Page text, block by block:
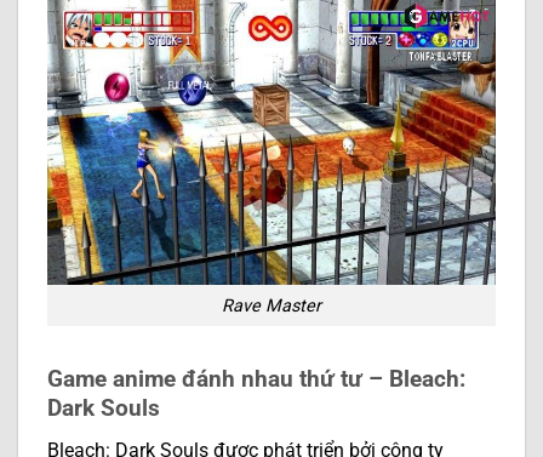
Rave Master
Game anime đánh nhau thứ tư – Bleach:
Dark Souls
Bleach: Dark Souls được phát triển bởi công ty